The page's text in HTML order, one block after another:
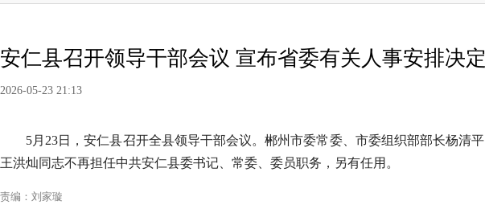
安仁县召开领导干部会议 宣布省委有关人事安排决定
2026-05-23 21:13
5月23日，安仁县召开全县领导干部会议。郴州市委常委、市委组织部部长杨清
王洪灿同志不再担任中共安仁县委书记、常委、委员职务，另有任用。
责编：刘家璇